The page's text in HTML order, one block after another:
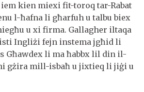
kien miexi fit-toroq tar-Rabat
l-ħafna li għarfuh u talbu biex
u xi firma. Gallagher iltaqa
Ingliżi fejn instema jgħid li
Għawdex li ma ħabbx lil din il-
gżira mill-isbaħ u jixtieq li jiġi u